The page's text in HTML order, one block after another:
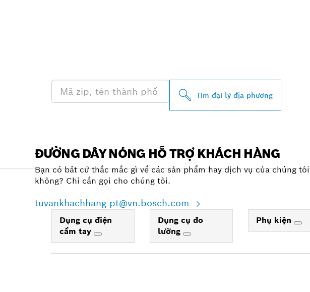
Tìm đại lý địa phương
ĐƯỜNG DÂY NÓNG HỖ TRỢ KHÁCH HÀNG
Bạn có bất cứ thắc mắc gì về các sản phẩm hay dịch vụ của chúng tôi
không? Chỉ cần gọi cho chúng tôi.
tuvankhachhang-pt@vn.bosch.com
Dụng cụ điện
cầm tay
Dụng cụ đo
lường
Phụ kiện